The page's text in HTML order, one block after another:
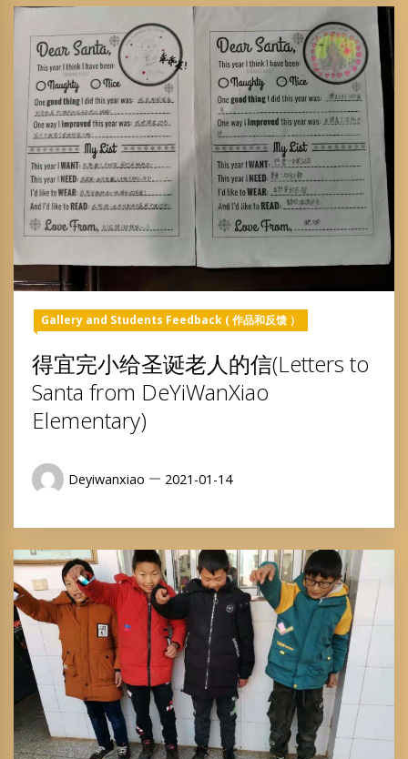
Gallery and Students Feedback ( 作品和反馈 ）
得宜完小给圣诞老人的信(Letters to
Santa from DeYiWanXiao
Elementary)
Deyiwanxiao 2021-01-14